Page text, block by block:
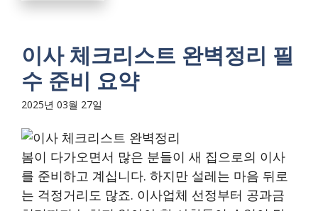
이사 체크리스트 완벽정리 필
수 준비 요약
2025년 03월 27일
봄이 다가오면서 많은 분들이 새 집으로의 이사
를 준비하고 계십니다. 하지만 설레는 마음 뒤로
는 걱정거리도 많죠. 이사업체 선정부터 공과금